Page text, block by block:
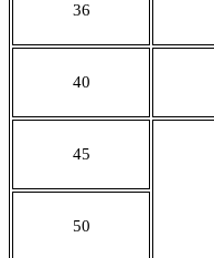
36
40
45
50